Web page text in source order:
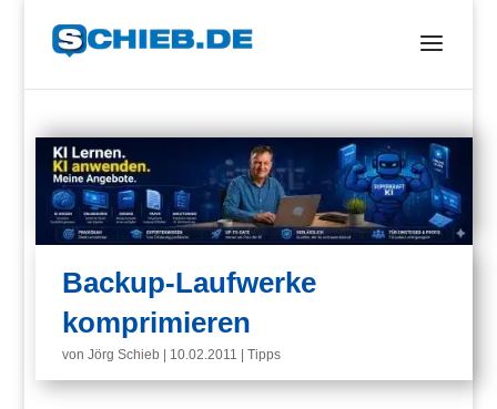
Backup-Laufwerke
komprimieren
vonJörg Schieb 10.02.2011 |Tipps